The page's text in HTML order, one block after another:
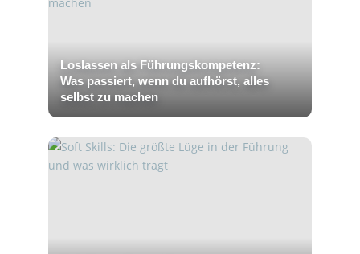
Loslassen als Führungskompetenz:
Was passiert, wenn du aufhörst, alles
selbst zu machen